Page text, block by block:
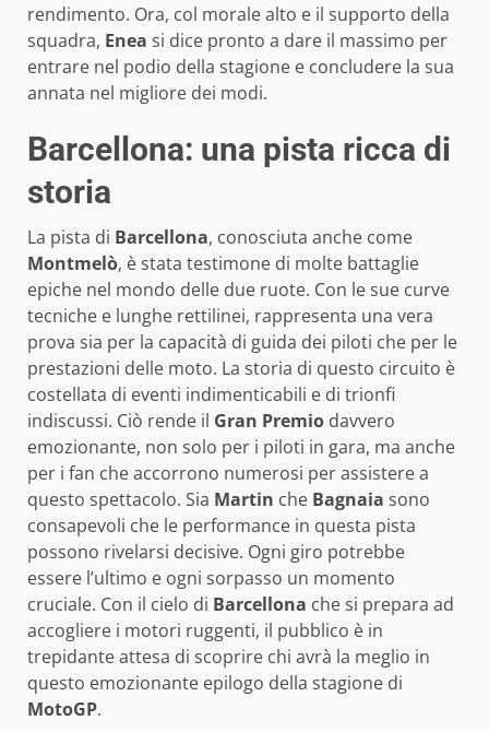
rendimento. Ora, col morale alto e il supporto della
squadra, Enea si dice pronto a dare il massimo per
entrare nel podio della stagione e concludere la sua
annata nel migliore dei modi.
Barcellona: una pista ricca di
storia
La pista di Barcellona, conosciuta anche come
Montmelò, è stata testimone di molte battaglie
epiche nel mondo delle due ruote. Con le sue curve
tecniche e lunghe rettilinei, rappresenta una vera
prova sia per la capacità di guida dei piloti che per le
prestazioni delle moto. La storia di questo circuito è
costellata di eventi indimenticabili e di trionfi
indiscussi. Ciò rende il Gran Premio davvero
emozionante, non solo per i piloti in gara, ma anche
per i fan che accorrono numerosi per assistere a
questo spettacolo. Sia Martin che Bagnaia sono
consapevoli che le performance in questa pista
possono rivelarsi decisive. Ogni giro potrebbe
essere l’ultimo e ogni sorpasso un momento
cruciale. Con il cielo di Barcellona che si prepara ad
accogliere i motori ruggenti, il pubblico è in
trepidante attesa di scoprire chi avrà la meglio in
questo emozionante epilogo della stagione di
MotoGP.